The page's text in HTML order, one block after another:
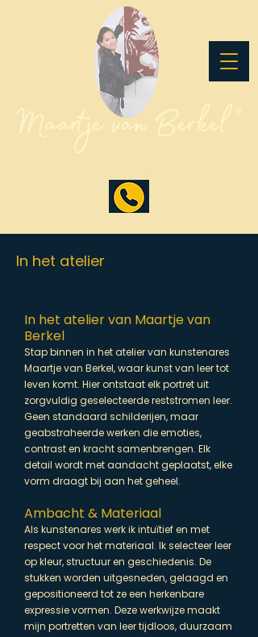
In het atelier
In het atelier van Maartje van
Berkel
Stap binnen in het atelier van kunstenares
Maartje van Berkel, waar kunst van leer tot
leven komt. Hier ontstaat elk portret uit
zorgvuldig geselecteerde reststromen leer.
Geen standaard schilderijen, maar
geabstraheerde werken die emoties,
contrast en kracht samenbrengen. Elk
detail wordt met aandacht geplaatst, elke
vorm draagt bij aan het geheel.
Ambacht & Materiaal
Als kunstenares werk ik intuïtief en met
respect voor het materiaal. Ik selecteer leer
op kleur, structuur en geschiedenis. De
stukken worden uitgesneden, gelaagd en
gepositioneerd tot ze een herkenbare
expressie vormen. Deze werkwijze maakt
mijn portretten van leer tijdloos, duurzaam